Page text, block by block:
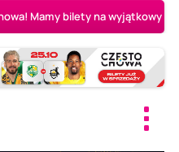
Mamy bilety na wyjątkowy